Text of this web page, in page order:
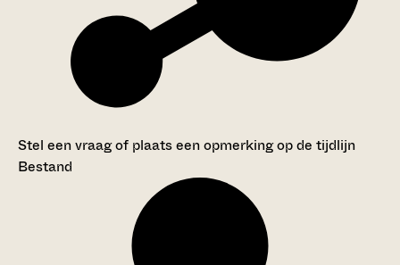
Stel een vraag of plaats een opmerking op de tijdlijn
Bestand